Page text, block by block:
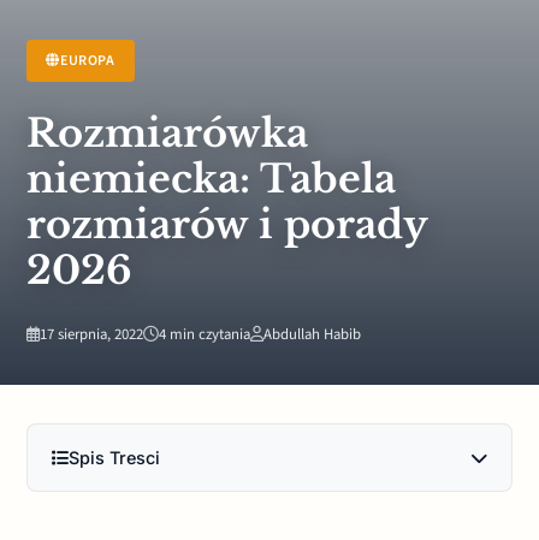
EUROPA
Rozmiarówka
niemiecka: Tabela
rozmiarów i porady
2026
17 sierpnia, 2022 4 min czytania Abdullah Habib
Spis Tresci